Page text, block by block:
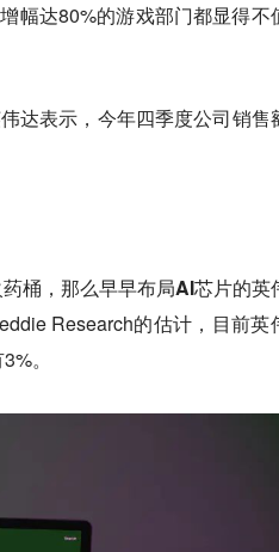
幅达80%的游戏部门都显得不
达表示，今年四季度公司销售
桶，那么早早布局AI芯片的英
Research的估计，目前英
。